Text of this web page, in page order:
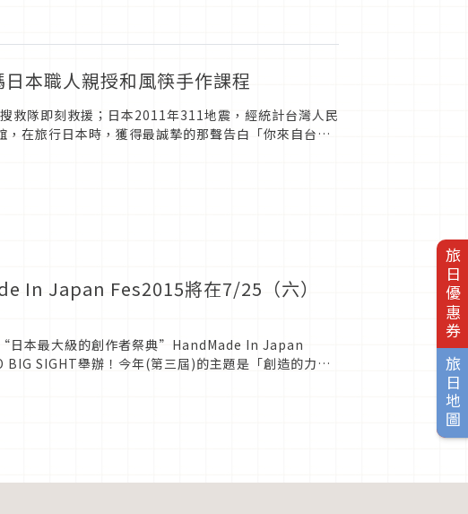
旅日優惠券
旅日地圖
本職人親授和風筷手作課程
救隊即刻救援；日本2011年311地震，經統計台灣人民
在旅行日本時，獲得最誠摯的那聲告白「你來自台
In Japan Fes2015將在7/25（六）
日本最大級的創作者祭典”HandMade In Japan
SIGHT舉辦！今年(第三屆)的主題是「創造的力